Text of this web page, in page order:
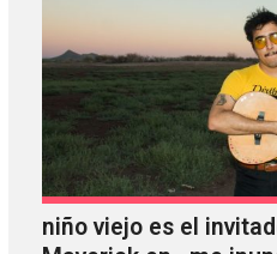
niño viejo es el